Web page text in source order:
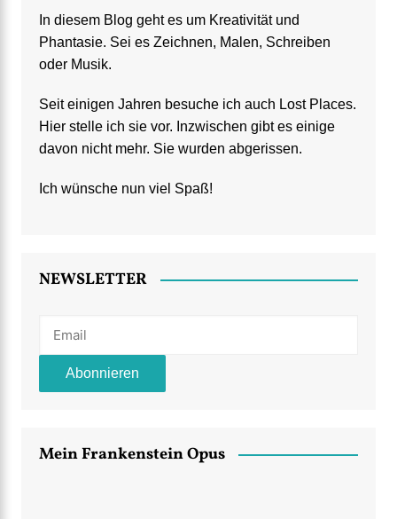
In diesem Blog geht es um Kreativität und
Phantasie. Sei es Zeichnen, Malen, Schreiben
oder Musik.
Seit einigen Jahren besuche ich auch Lost Places.
Hier stelle ich sie vor. Inzwischen gibt es einige
davon nicht mehr. Sie wurden abgerissen.
Ich wünsche nun viel Spaß!
NEWSLETTER
Mein Frankenstein Opus